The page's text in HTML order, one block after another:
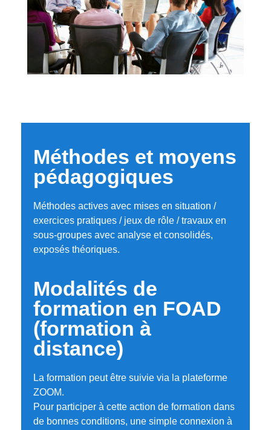
Méthodes et moyens
pédagogiques
Méthodes actives avec mises en situation /
exercices pratiques / jeux de rôle / travaux en
sous-groupes avec analyse et consolidés,
exposés théoriques.
Modalités de
formation en FOAD
(formation à
distance)
La formation peut être suivie via la plateforme
ZOOM.
Pour participer à cette action de formation dans
de bonnes conditions, une simple connexion à